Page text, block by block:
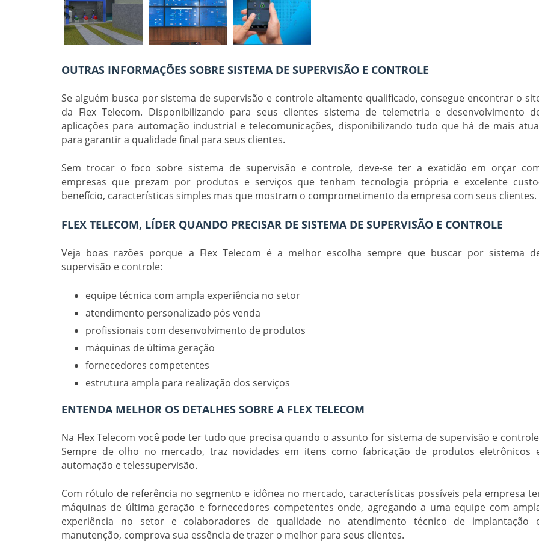
OUTRAS INFORMAÇÕES SOBRE SISTEMA DE SUPERVISÃO E CONTROLE
Se alguém busca porsistema de supervisão e controlealtamente qualificado, consegue encontrar o
da Flex Telecom. Disponibilizando para seus clientes sistema de telemetria e desenvolvimento
aplicações para automação industrial e telecomunicações, disponibilizando tudo que há de mais
para garantir a qualidade final para seus clientes.
Sem trocar o foco sobresistema de supervisão e controle, deve-se ter a exatidão em orçar
empresas que prezam por produtos e serviços que tenham tecnologia própria e excelente
benefício, características simples mas que mostram o comprometimento da empresa com seus clientes.
FLEX TELECOM, LÍDER QUANDO PRECISAR DE SISTEMA DE SUPERVISÃO E CONTROLE
Veja boas razões porque a Flex Telecom é a melhor escolha sempre que buscar por sistema
supervisão e controle:
equipe técnica com ampla experiência no setor
atendimento personalizado pós venda
profissionais com desenvolvimento de produtos
máquinas de última geração
fornecedores competentes
estrutura ampla para realização dos serviços
ENTENDA MELHOR OS DETALHES SOBRE A FLEX TELECOM
Na Flex Telecom você pode ter tudo que precisa quando o assunto for sistema de supervisão e controle
Sempre de olho no mercado, traz novidades em itens como fabricação de produtos eletrônicos
automação e telessupervisão.
Com rótulo de referência no segmento e idônea no mercado, características possíveis pela empresa
máquinas de última geração e fornecedores competentes onde, agregando a uma equipe com
experiência no setor e colaboradores de qualidade no atendimento técnico de implantação
manutenção, comprova sua essência de trazer o melhor para seus clientes.